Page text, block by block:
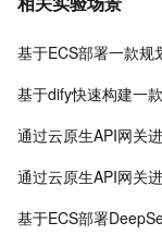
DSW云原生交互式建
征、万亿样本规模加
工程效率。
基于ECS部署一款规
基于dify快速构建一
通过云原生API网关
通过云原生API网关
基于ECS部署